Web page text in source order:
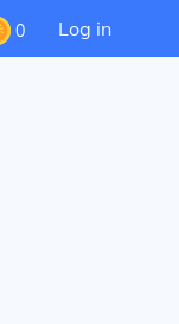
0 Log in